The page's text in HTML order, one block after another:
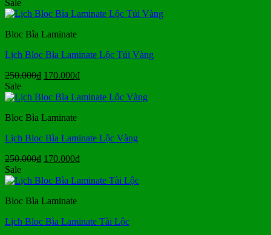
là:
tại
Sale
Bloc Bìa Laminate
Lịch Bloc Bìa Laminate Lộc Túi Vàng
250.000₫ Giá
là:
170.000₫Giá
tại
Sale
Bloc Bìa Laminate
Lịch Bloc Bìa Laminate Lộc Vàng
250.000₫ Giá
là:
170.000₫Giá
tại
Sale
Bloc Bìa Laminate
Lịch Bloc Bìa Laminate Tài Lộc